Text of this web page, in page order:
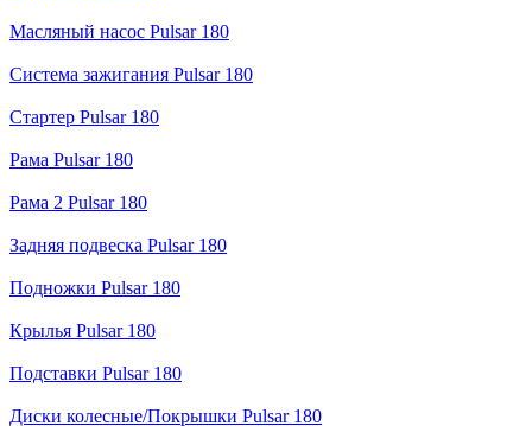
Масляный насос Pulsar 180
Система зажигания Pulsar 180
Стартер Pulsar 180
Рама Pulsar 180
Рама 2 Pulsar 180
Задняя подвеска Pulsar 180
Подножки Pulsar 180
Крылья Pulsar 180
Подставки Pulsar 180
Диски колесные/Покрышки Pulsar 180